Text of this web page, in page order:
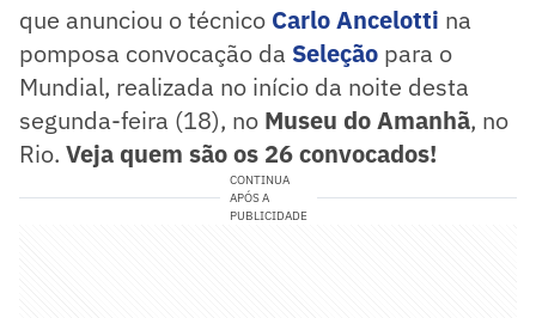
que anunciou o técnico Carlo Ancelotti na
pomposa convocação da Seleção para o
Mundial, realizada no início da noite desta
segunda-feira (18), no Museu do Amanhã, no
Rio. Veja quem são os 26 convocados!
CONTINUA
APÓS A
PUBLICIDADE